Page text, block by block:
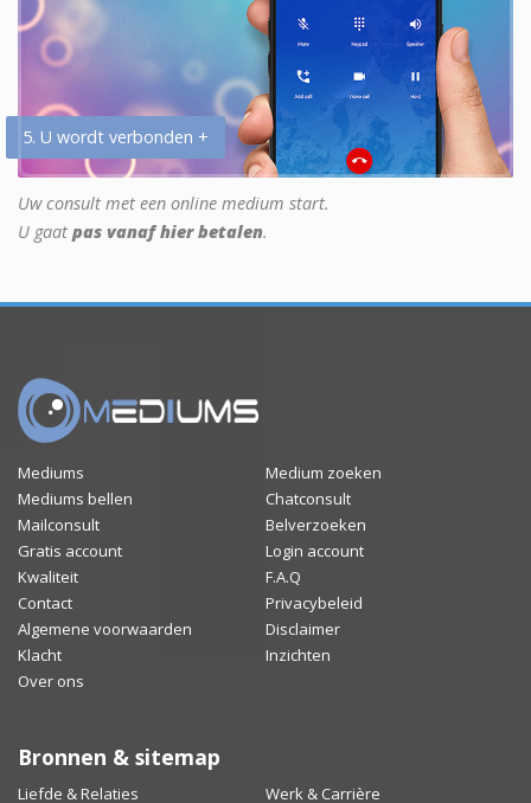
5. U wordt verbonden +
Uw consult met een online medium start.
U gaat pas vanaf hier betalen.
Mediums
Medium zoeken
Mediums bellen
Chatconsult
Mailconsult
Belverzoeken
Gratis account
Login account
Kwaliteit
F.A.Q
Contact
Privacybeleid
Algemene voorwaarden
Disclaimer
Klacht
Inzichten
Over ons
Bronnen & sitemap
Liefde & Relaties Werk & Carrière